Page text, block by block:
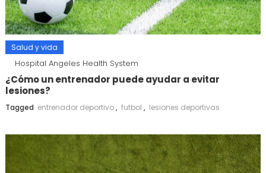
Salud y vida
Hospital Angeles Health System
¿Cómo un entrenador puede ayudar a evitar
lesiones?
Tagged entrenador deportivo, futbol , lesiones deportivas